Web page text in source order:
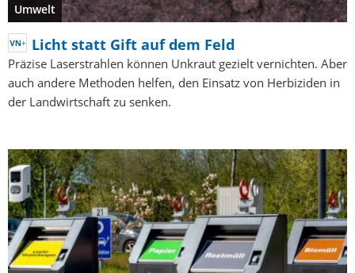
Umwelt
Licht statt Gift auf dem Feld
Präzise Laserstrahlen können Unkraut gezielt vernichten. Aber
auch andere Methoden helfen, den Einsatz von Herbiziden in
der Landwirtschaft zu senken.